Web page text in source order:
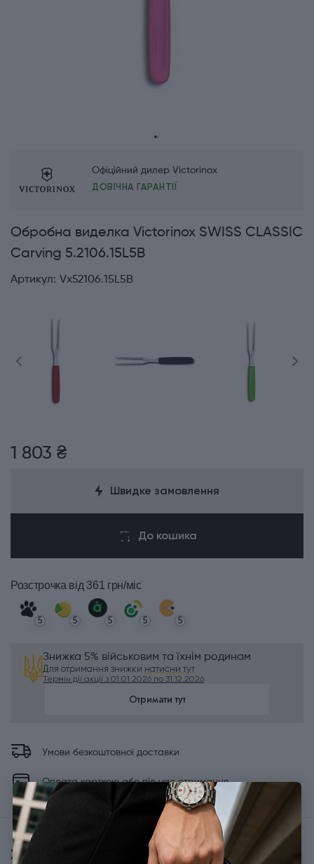
Офіційний дилер Victorinox
ДОВІЧНА ГАРАНТІЇ
Обробна виделка Victorinox SWISS CLASSIC
Carving 5.2106.15L5B
Артикул: Vx52106.15L5B
1 803 ₴
Швидке замовлення
До кошика
Розстрочка від 361 грн/міс
5 5 5 5 5
Знижка 5% військовим та їхнім родинам
Для отримання знижки натисни тут
Термін дії акції з 01.01.2026 по 31.12.2026
Отримати тут
Умови безкоштовної доставки
Оплата карткою або під час отримання
Характеристики